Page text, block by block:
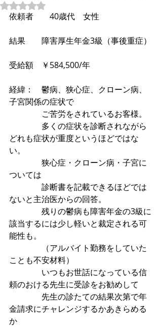
5つ星のうちNaNと評価されています。
依頼者　　40歳代　女性
結果　　障害厚生年金3級（事後重症）
受給額　￥584,500/年
経緯：　鬱病、狭心症、クローン病、
子宮関係の症状で
ご苦労をされているお客様。
多くの症状を診断されながら
どれも症状が重度というほどではな
い。
狭心症・クローン病・子宮に
ついては
診断書を記載できるほどでは
ないと主治医からの回答。
残りの鬱病も障害年金の3級に
該当するには少し軽いと裁定される可
能性も。
（アルバイト勤務をしていた
ことも不安材料）
いつもお世話になっている信
頼のおける先生に受診をお勧めして
先生の診たての結果次第で年
金請求にチャレンジするかあきらめる
か